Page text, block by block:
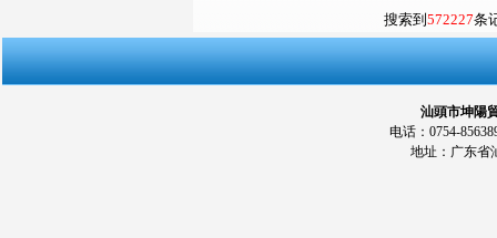
搜索到 572227条
汕頭市坤陽
电话：0754-
地址：广东省